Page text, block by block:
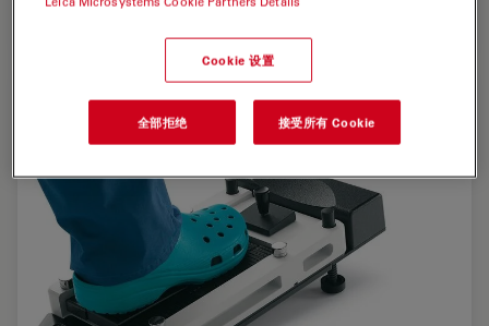
Cookie 设置
全部拒绝 接受所有 Cookie